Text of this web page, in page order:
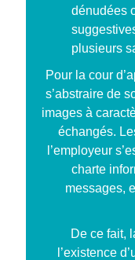
dénudées
plusieurs
Pour la cour
s’abstraire de
images à
échangés.
l’employeur
charte
messages,
De ce fait,
l’existence